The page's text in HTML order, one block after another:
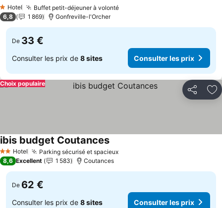
1 Étoiles
Hotel Buffet petit-déjeuner à volonté
6,8 1 869 Gonfreville-l'Orcher
De 33 €
Consulter les prix de 8 sites Consulter les prix
Partager
Choix populaire
2 Étoiles
Hotel Parking sécurisé et spacieux
ibis budget Coutances
8,6 Excellent 1 583 Coutances
De 62 €
Consulter les prix de 8 sites Consulter les prix